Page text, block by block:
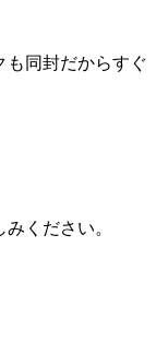
も同封だからすぐ
ください。